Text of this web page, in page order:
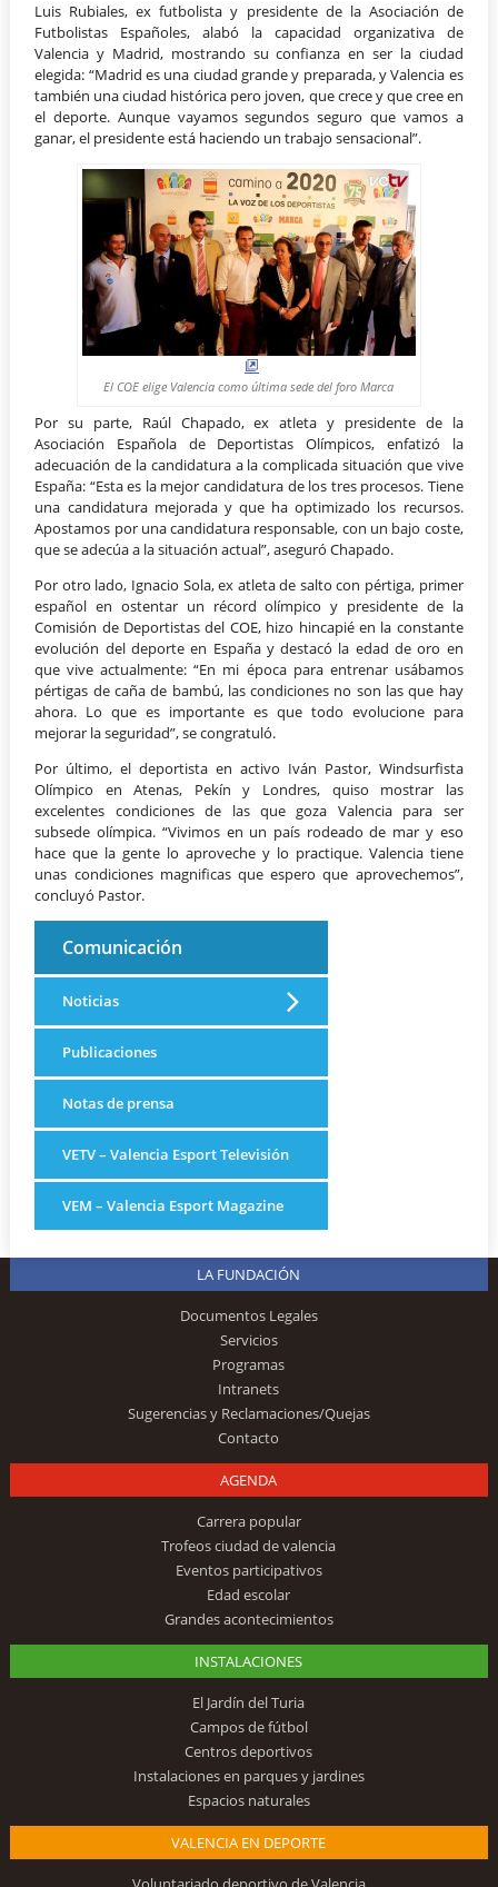
Luis Rubiales, ex futbolista y presidente de la Asociación de
Futbolistas Españoles, alabó la capacidad organizativa de
Valencia y Madrid, mostrando su confianza en ser la ciudad
elegida: “Madrid es una ciudad grande y preparada, y Valencia es
también una ciudad histórica pero joven, que crece y que cree en
el deporte. Aunque vayamos segundos seguro que vamos a
ganar, el presidente está haciendo un trabajo sensacional”.
El COE elige Valencia como última sede del foro Marca
Por su parte, Raúl Chapado, ex atleta y presidente de la
Asociación Española de Deportistas Olímpicos, enfatizó la
adecuación de la candidatura a la complicada situación que vive
España: “Esta es la mejor candidatura de los tres procesos. Tiene
una candidatura mejorada y que ha optimizado los recursos.
Apostamos por una candidatura responsable, con un bajo coste,
que se adecúa a la situación actual”, aseguró Chapado.
Por otro lado, Ignacio Sola, ex atleta de salto con pértiga, primer
español en ostentar un récord olímpico y presidente de la
Comisión de Deportistas del COE, hizo hincapié en la constante
evolución del deporte en España y destacó la edad de oro en
que vive actualmente: “En mi época para entrenar usábamos
pértigas de caña de bambú, las condiciones no son las que hay
ahora. Lo que es importante es que todo evolucione para
mejorar la seguridad”, se congratuló.
Por último, el deportista en activo Iván Pastor, Windsurfista
Olímpico en Atenas, Pekín y Londres, quiso mostrar las
excelentes condiciones de las que goza Valencia para ser
subsede olímpica. “Vivimos en un país rodeado de mar y eso
hace que la gente lo aproveche y lo practique. Valencia tiene
unas condiciones magnificas que espero que aprovechemos”,
concluyó Pastor.
Comunicación
Noticias
Publicaciones
Notas de prensa
VETV – Valencia Esport Televisión
VEM – Valencia Esport Magazine
LA FUNDACIÓN
Documentos Legales
Servicios
Programas
Intranets
Sugerencias y Reclamaciones/Quejas
Contacto
AGENDA
Carrera popular
Trofeos ciudad de valencia
Eventos participativos
Edad escolar
Grandes acontecimientos
INSTALACIONES
El Jardín del Turia
Campos de fútbol
Centros deportivos
Instalaciones en parques y jardines
Espacios naturales
VALENCIA EN DEPORTE